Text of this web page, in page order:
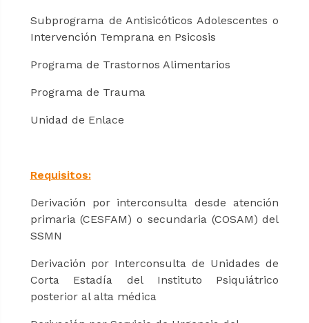
Subprograma de Antisicóticos Adolescentes o
Intervención Temprana en Psicosis
Programa de Trastornos Alimentarios
Programa de Trauma
Unidad de Enlace
Requisitos:
Derivación por interconsulta desde atención
primaria (CESFAM) o secundaria (COSAM) del
SSMN
Derivación por Interconsulta de Unidades de
Corta Estadía del Instituto Psiquiátrico
posterior al alta médica